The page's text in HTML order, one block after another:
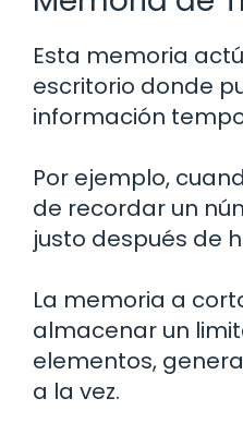
Esta memoria
escritorio donde
información
Por ejemplo,
de recordar un
justo después de
La memoria a
almacenar un
elementos,
a la vez.